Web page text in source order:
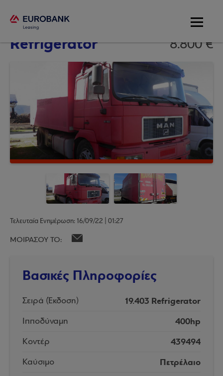
MAN 19.403
Refrigerator
8.800 €
Τελευταία Ενημέρωση: 16/09/22 | 01:27
ΜΟΙΡΑΣΟΥ ΤΟ:
Βασικές Πληροφορίες
Σειρά (Έκδοση) 19.403 Refrigerator
Ιπποδύναμη 400hp
Κοντέρ 439494
Καύσιμο Πετρέλαιο